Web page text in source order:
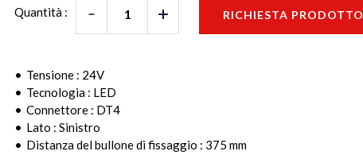
Quantità : RICHIESTA PRODOTTO
Tensione : 24V
Tecnologia : LED
Connettore : DT4
Lato : Sinistro
Distanza del bullone di fissaggio : 375 mm